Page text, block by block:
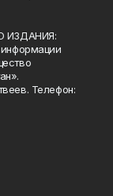
ИЗДАНИЯ:
Телефон: